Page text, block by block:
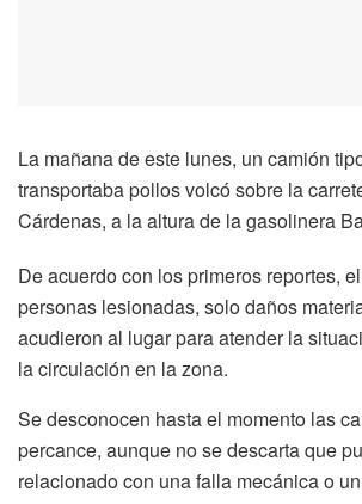
La mañana de este lunes, un camión
transportaba pollos volcó sobre la
Cárdenas, a la altura de la gasolinera
De acuerdo con los primeros reportes,
personas lesionadas, solo daños
acudieron al lugar para atender la
la circulación en la zona.
Se desconocen hasta el momento las
percance, aunque no se descarta que
relacionado con una falla mecánica o